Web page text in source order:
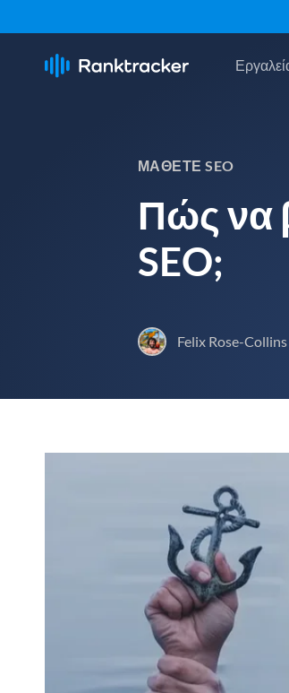
ΜΆΘΕΤΕ SEO
Πώς να
SEO;
Felix Rose-Collins